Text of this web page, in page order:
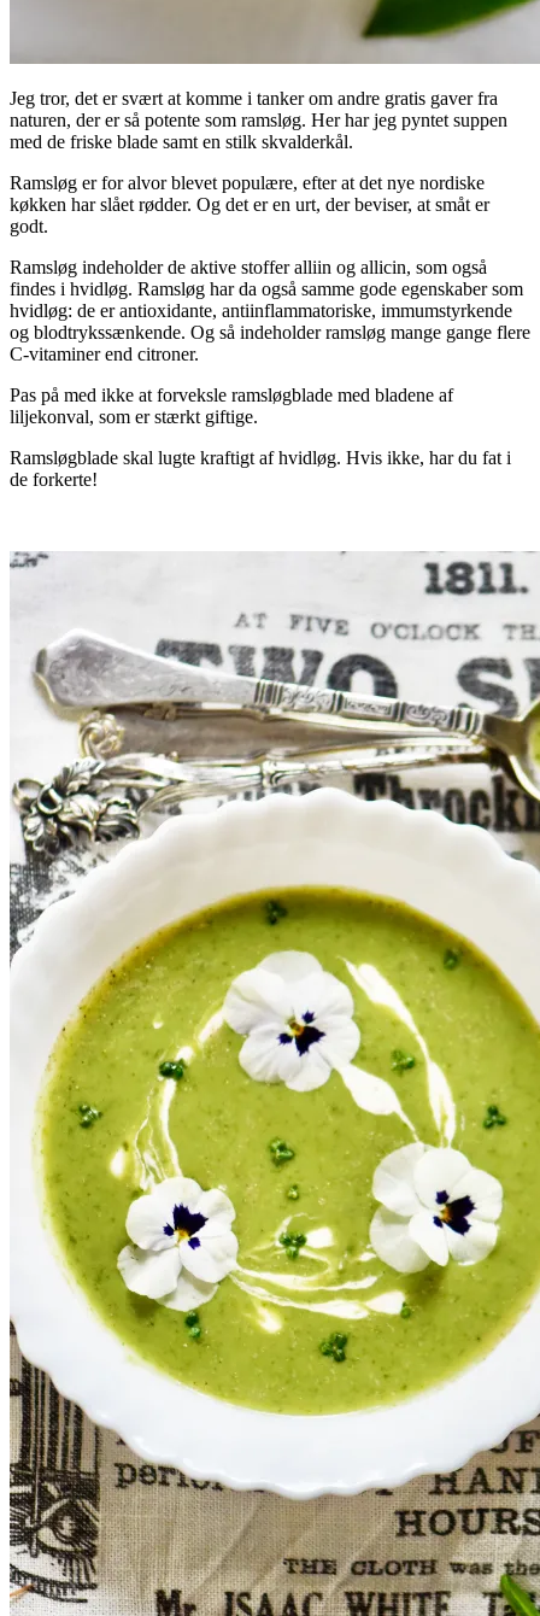
Jeg tror, det er svært at komme i tanker om andre gratis gaver fra
naturen, der er så potente som ramsløg. Her har jeg pyntet suppen
med de friske blade samt en stilk skvalderkål.
Ramsløg er for alvor blevet populære, efter at det nye nordiske
køkken har slået rødder. Og det er en urt, der beviser, at småt er
godt.
Ramsløg indeholder de aktive stoffer alliin og allicin, som også
findes i hvidløg. Ramsløg har da også samme gode egenskaber som
hvidløg: de er antioxidante, antiinflammatoriske, immumstyrkende
og blodtrykssænkende. Og så indeholder ramsløg mange gange flere
C-vitaminer end citroner.
Pas på med ikke at forveksle ramsløgblade med bladene af
liljekonval, som er stærkt giftige.
Ramsløgblade skal lugte kraftigt af hvidløg. Hvis ikke, har du fat i
de forkerte!